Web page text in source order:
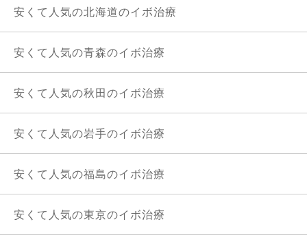
安くて人気の北海道のイボ治療
安くて人気の青森のイボ治療
安くて人気の秋田のイボ治療
安くて人気の岩手のイボ治療
安くて人気の福島のイボ治療
安くて人気の東京のイボ治療